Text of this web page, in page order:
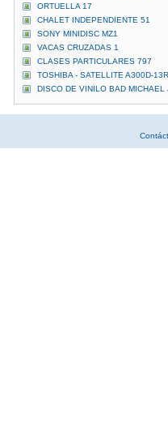
ORTUELLA 17
CHALET INDEPENDIENTE 51
SONY MINIDISC MZ1
VACAS CRUZADAS 1
CLASES PARTICULARES 797
TOSHIBA - SATELLITE A300D-13R
DISCO DE VINILO BAD MICHAEL